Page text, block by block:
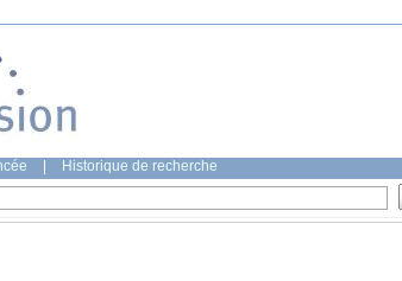
Historique de recherche